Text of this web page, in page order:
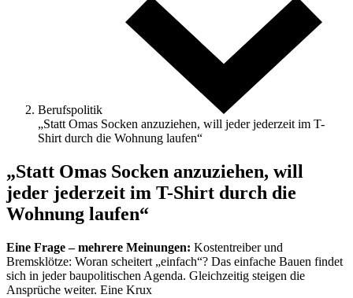
Berufspolitik
„Statt Omas Socken anzuziehen, will jeder jederzeit im T-
Shirt durch die Wohnung laufen“
„Statt Omas Socken anzuziehen, will
jeder jederzeit im T-Shirt durch die
Wohnung laufen“
Eine Frage – mehrere Meinungen: Kostentreiber und
Bremsklötze: Woran scheitert „einfach“? Das einfache Bauen findet
sich in jeder baupolitischen Agenda. Gleichzeitig steigen die
Ansprüche weiter. Eine Krux